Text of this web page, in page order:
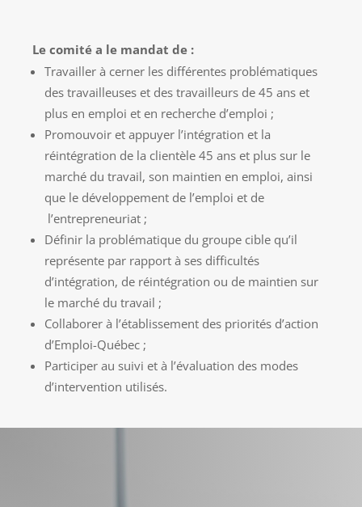
Le comité a le mandat de :
Travailler à cerner les différentes problématiques
des travailleuses et des travailleurs de 45 ans et
plus en emploi et en recherche d’emploi ;
Promouvoir et appuyer l’intégration et la
réintégration de la clientèle 45 ans et plus sur le
marché du travail, son maintien en emploi, ainsi
que le développement de l’emploi et de
l’entrepreneuriat ;
Définir la problématique du groupe cible qu’il
représente par rapport à ses difficultés
d’intégration, de réintégration ou de maintien sur
le marché du travail ;
Collaborer à l’établissement des priorités d’action
d’Emploi-Québec ;
Participer au suivi et à l’évaluation des modes
d’intervention utilisés.